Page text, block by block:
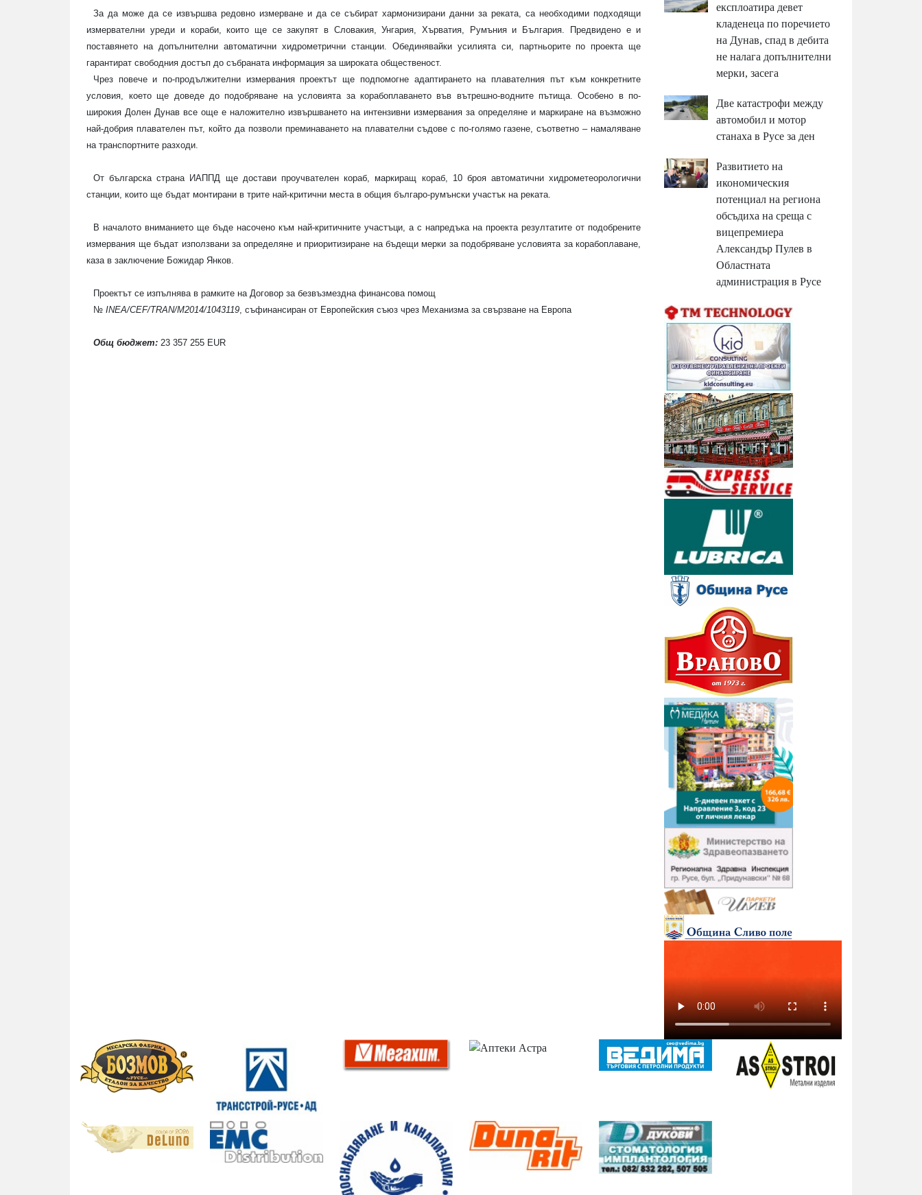
За да може да се извършва редовно измерване и да се събират хармонизирани данни за реката, са необходими подходящи
измервателни уреди и кораби, които ще се закупят в Словакия, Унгария, Хърватия, Румъния и България. Предвидено е и
поставянето на допълнителни автоматични хидрометрични станции. Обединявайки усилията си, партньорите по проекта ще
гарантират свободния достъп до събраната информация за широката общественост.
Чрез повече и по-продължителни измервания проектът ще подпомогне адаптирането на плавателния път към конкретните
условия, което ще доведе до подобряване на условията за корабоплаването във вътрешно-водните пътища. Особено в по-
широкия Долен Дунав все още е наложително извършването на интензивни измервания за определяне и маркиране на възможно
най-добрия плавателен път, който да позволи преминаването на плавателни съдове с по-голямо газене, съответно – намаляване
на транспортните разходи.
От българска страна ИАППД ще достави проучвателен кораб, маркиращ кораб, 10 броя автоматични хидрометеорологични
станции, които ще бъдат монтирани в трите най-критични места в общия българо-румънски участък на реката.
В началото вниманието ще бъде насочено към най-критичните участъци, а с напредъка на проекта резултатите от подобрените
измервания ще бъдат използвани за определяне и приоритизиране на бъдещи мерки за подобряване условията за корабоплаване,
каза в заключение Божидар Янков.
Проектът се изпълнява в рамките на Договор за безвъзмездна финансова помощ
№ INEA/CEF/TRAN/M2014/1043119, съфинансиран от Европейския съюз чрез Механизма за свързване на Европа
Общ бюджет: 23 357 255 EUR
експлоатира девет
кладенеца по поречието
на Дунав, спад в дебита
не налага допълнителни
мерки, засега
Две катастрофи между
автомобил и мотор
станаха в Русе за ден
Развитието на
икономическия
потенциал на региона
обсъдиха на среща с
вицепремиера
Александър Пулев в
Областната
администрация в Русе